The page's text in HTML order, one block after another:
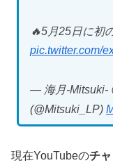
🔥5月25日に初
pic.twitter.com/
— 海月-Mitsuki-
(@Mitsuki_LP)
現在YouTubeのチ